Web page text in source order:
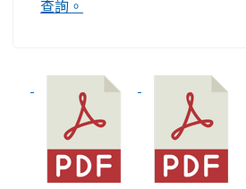
查詢。